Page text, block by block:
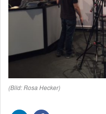
(Bild: Rosa Hecker)